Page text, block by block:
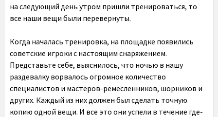
на следующий день утром пришли тренироваться, то
все наши вещи были перевернуты.
Когда началась тренировка, на площадке появились
советские игроки с настоящим снаряжением.
Представьте себе, выяснилось, что ночью в нашу
раздевалку ворвалось огромное количество
специалистов и мастеров-ремесленников, шорников и
других. Каждый из них должен был сделать точную
копию одной вещи. И все это они успели в течение где-